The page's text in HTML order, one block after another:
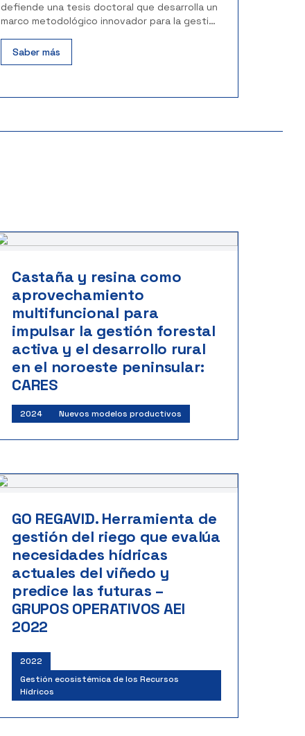
defiende una tesis doctoral que desarrolla un
marco metodológico innovador para la gestión
Saber más
Castaña y resina como
aprovechamiento
multifuncional para
impulsar la gestión forestal
activa y el desarrollo rural
en el noroeste peninsular:
CARES
2024 Nuevos modelos productivos
GO REGAVID. Herramienta de
gestión del riego que evalúa
necesidades hídricas
actuales del viñedo y
predice las futuras –
GRUPOS OPERATIVOS AEI
2022
2022
Gestión ecosistémica de los Recursos
Hídricos